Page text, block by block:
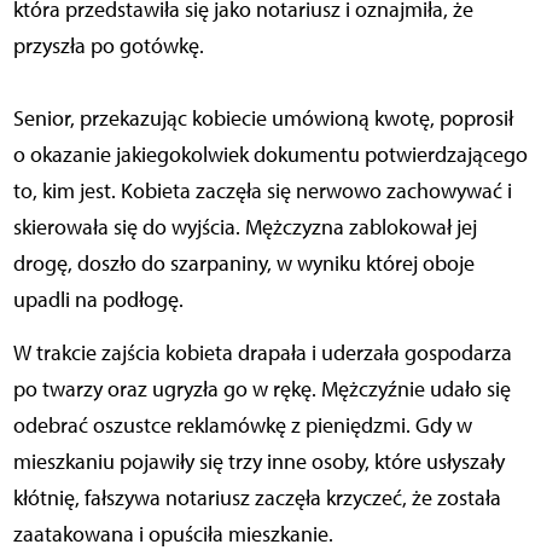
która przedstawiła się jako notariusz i oznajmiła, że
przyszła po gotówkę.
Senior, przekazując kobiecie umówioną kwotę, poprosił
o okazanie jakiegokolwiek dokumentu potwierdzającego
to, kim jest. Kobieta zaczęła się nerwowo zachowywać i
skierowała się do wyjścia. Mężczyzna zablokował jej
drogę, doszło do szarpaniny, w wyniku której oboje
upadli na podłogę.
W trakcie zajścia kobieta drapała i uderzała gospodarza
po twarzy oraz ugryzła go w rękę. Mężczyźnie udało się
odebrać oszustce reklamówkę z pieniędzmi. Gdy w
mieszkaniu pojawiły się trzy inne osoby, które usłyszały
kłótnię, fałszywa notariusz zaczęła krzyczeć, że została
zaatakowana i opuściła mieszkanie.